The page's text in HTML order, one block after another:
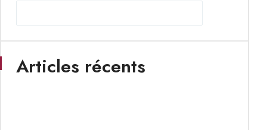
Articles récents